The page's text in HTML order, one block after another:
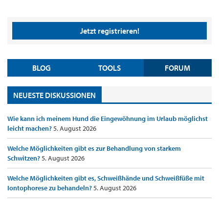
Jetzt registrieren!
BLOG TOOLS FORUM
NEUESTE DISKUSSIONEN
Wie kann ich meinem Hund die Eingewöhnung im Urlaub möglichst
leicht machen?5. August 2026
Welche Möglichkeiten gibt es zur Behandlung von starkem
Schwitzen?5. August 2026
Welche Möglichkeiten gibt es, Schweißhände und Schweißfüße mit
Iontophorese zu behandeln?5. August 2026